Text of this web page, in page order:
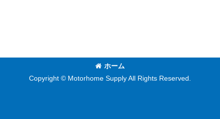
ホーム
Copyright © Motorhome Supply All Rights Reserved.